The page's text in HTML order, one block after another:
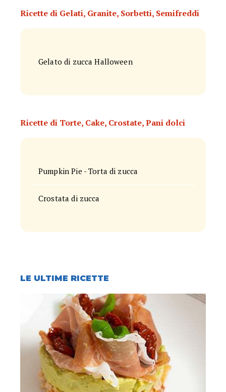
Ricette di Gelati, Granite, Sorbetti, Semifreddi
Gelato di zucca Halloween
Ricette di Torte, Cake, Crostate, Pani dolci
Pumpkin Pie - Torta di zucca
Crostata di zucca
LE ULTIME RICETTE